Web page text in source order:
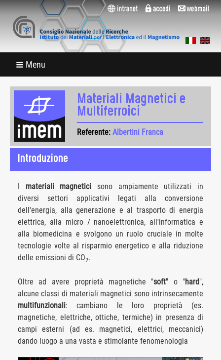
Menu
Materiali Magnetici e
Multiferroici
Referente: Albertini Franca
Introduzione
I materiali magnetici sono ampiamente utilizzati in
diversi settori applicativi legati alla conversione
dell'energia, alla generazione e al trasporto di energia
elettrica, alla micro / nanoelettronica, all'informatica e
alla biomedicina e svolgono un ruolo cruciale in molte
tecnologie volte al risparmio energetico e alla riduzione
delle emissioni di CO2.
Oltre ad avere proprietà magnetiche "soft" o "hard",
alcune classi di materiali magnetici sono intrinsecamente
multifunzionali: cambiano le loro proprietà (es.
magnetiche, elettriche, ottiche, termiche) in presenza di
campi esterni (ad es. magnetici, elettrici, meccanici)
dando luogo a una vasta e stimolante fenomenologia